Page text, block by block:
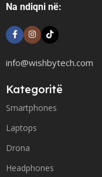
Na ndiqni në:
info@wishbytech.com
Kategoritë
Smartphones
Laptops
Drona
Headphones